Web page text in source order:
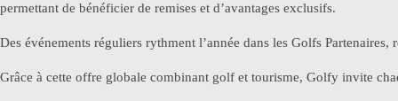
permettant de bénéficier de remises et d’avantages exclusifs.
Des événements réguliers rythment l’année dans les Golfs
Grâce à cette offre globale combinant golf et tourisme, Golfy invite